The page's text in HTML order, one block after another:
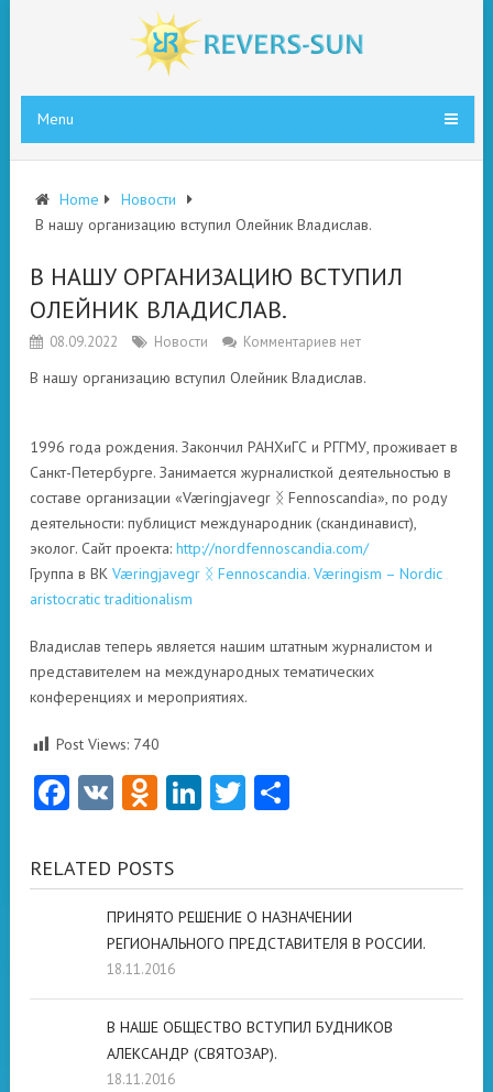
Menu
Home
Новости
В нашу организацию вступил Олейник Владислав.
В НАШУ ОРГАНИЗАЦИЮ ВСТУПИЛ
ОЛЕЙНИК ВЛАДИСЛАВ.
08.09.2022 Новости Комментариев нет
В нашу организацию вступил Олейник Владислав.
1996 года рождения. Закончил РАНХиГС и РГГМУ, проживает в
Санкт-Петербурге. Занимается журналисткой деятельностью в
составе организации «Væringjavegr ᛝ Fennoscandia», по роду
деятельности: публицист международник (скандинавист),
эколог. Сайт проекта: http://nordfennoscandia.com/
Группа в ВК Væringjavegr ᛝ Fennoscandia. Væringism – Nordic ​​
aristocratic traditionalism
Владислав теперь является нашим штатным журналистом и
представителем на международных тематических
конференциях и мероприятиях.
Post Views: 740
Facebook
VK Odnoklassniki
LinkedIn
Twitter
RELATED POSTS
ПРИНЯТО РЕШЕНИЕ О НАЗНАЧЕНИИ
РЕГИОНАЛЬНОГО ПРЕДСТАВИТЕЛЯ В РОССИИ.
18.11.2016
В НАШЕ ОБЩЕСТВО ВСТУПИЛ БУДНИКОВ
АЛЕКСАНДР (СВЯТОЗАР).
18.11.2016